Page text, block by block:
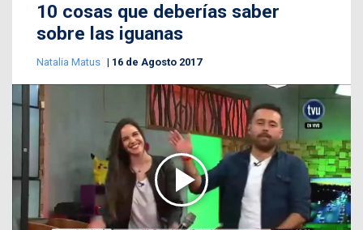
10 cosas que deberías saber
sobre las iguanas
Natalia Matus 16 de Agosto 2017